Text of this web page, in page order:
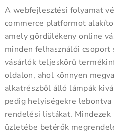
A webfejlesztési folyamat
commerce platformot
amely gördülékeny online
minden felhasználói csoport
vásárlók teljeskörű
oldalon, ahol könnyen
alkatrészből álló lámpák
pedig helyiségekre
rendelési listákat.
üzletébe betérők